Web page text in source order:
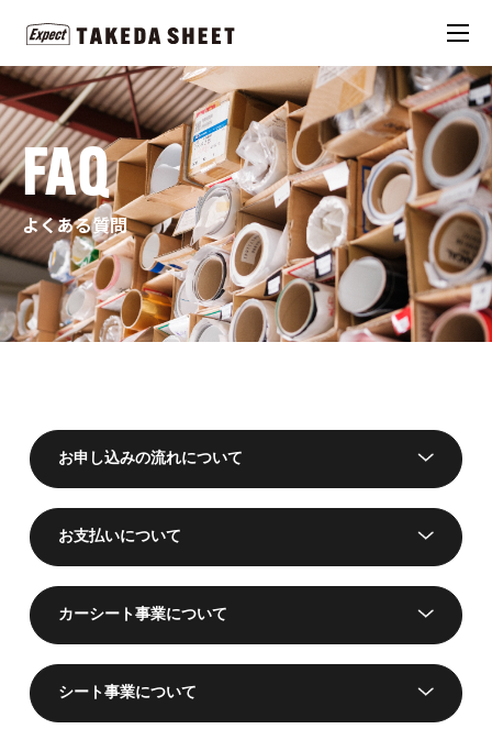
FAQ
よくある質問
お申し込みの流れについて
お支払いについて
カーシート事業について
シート事業について